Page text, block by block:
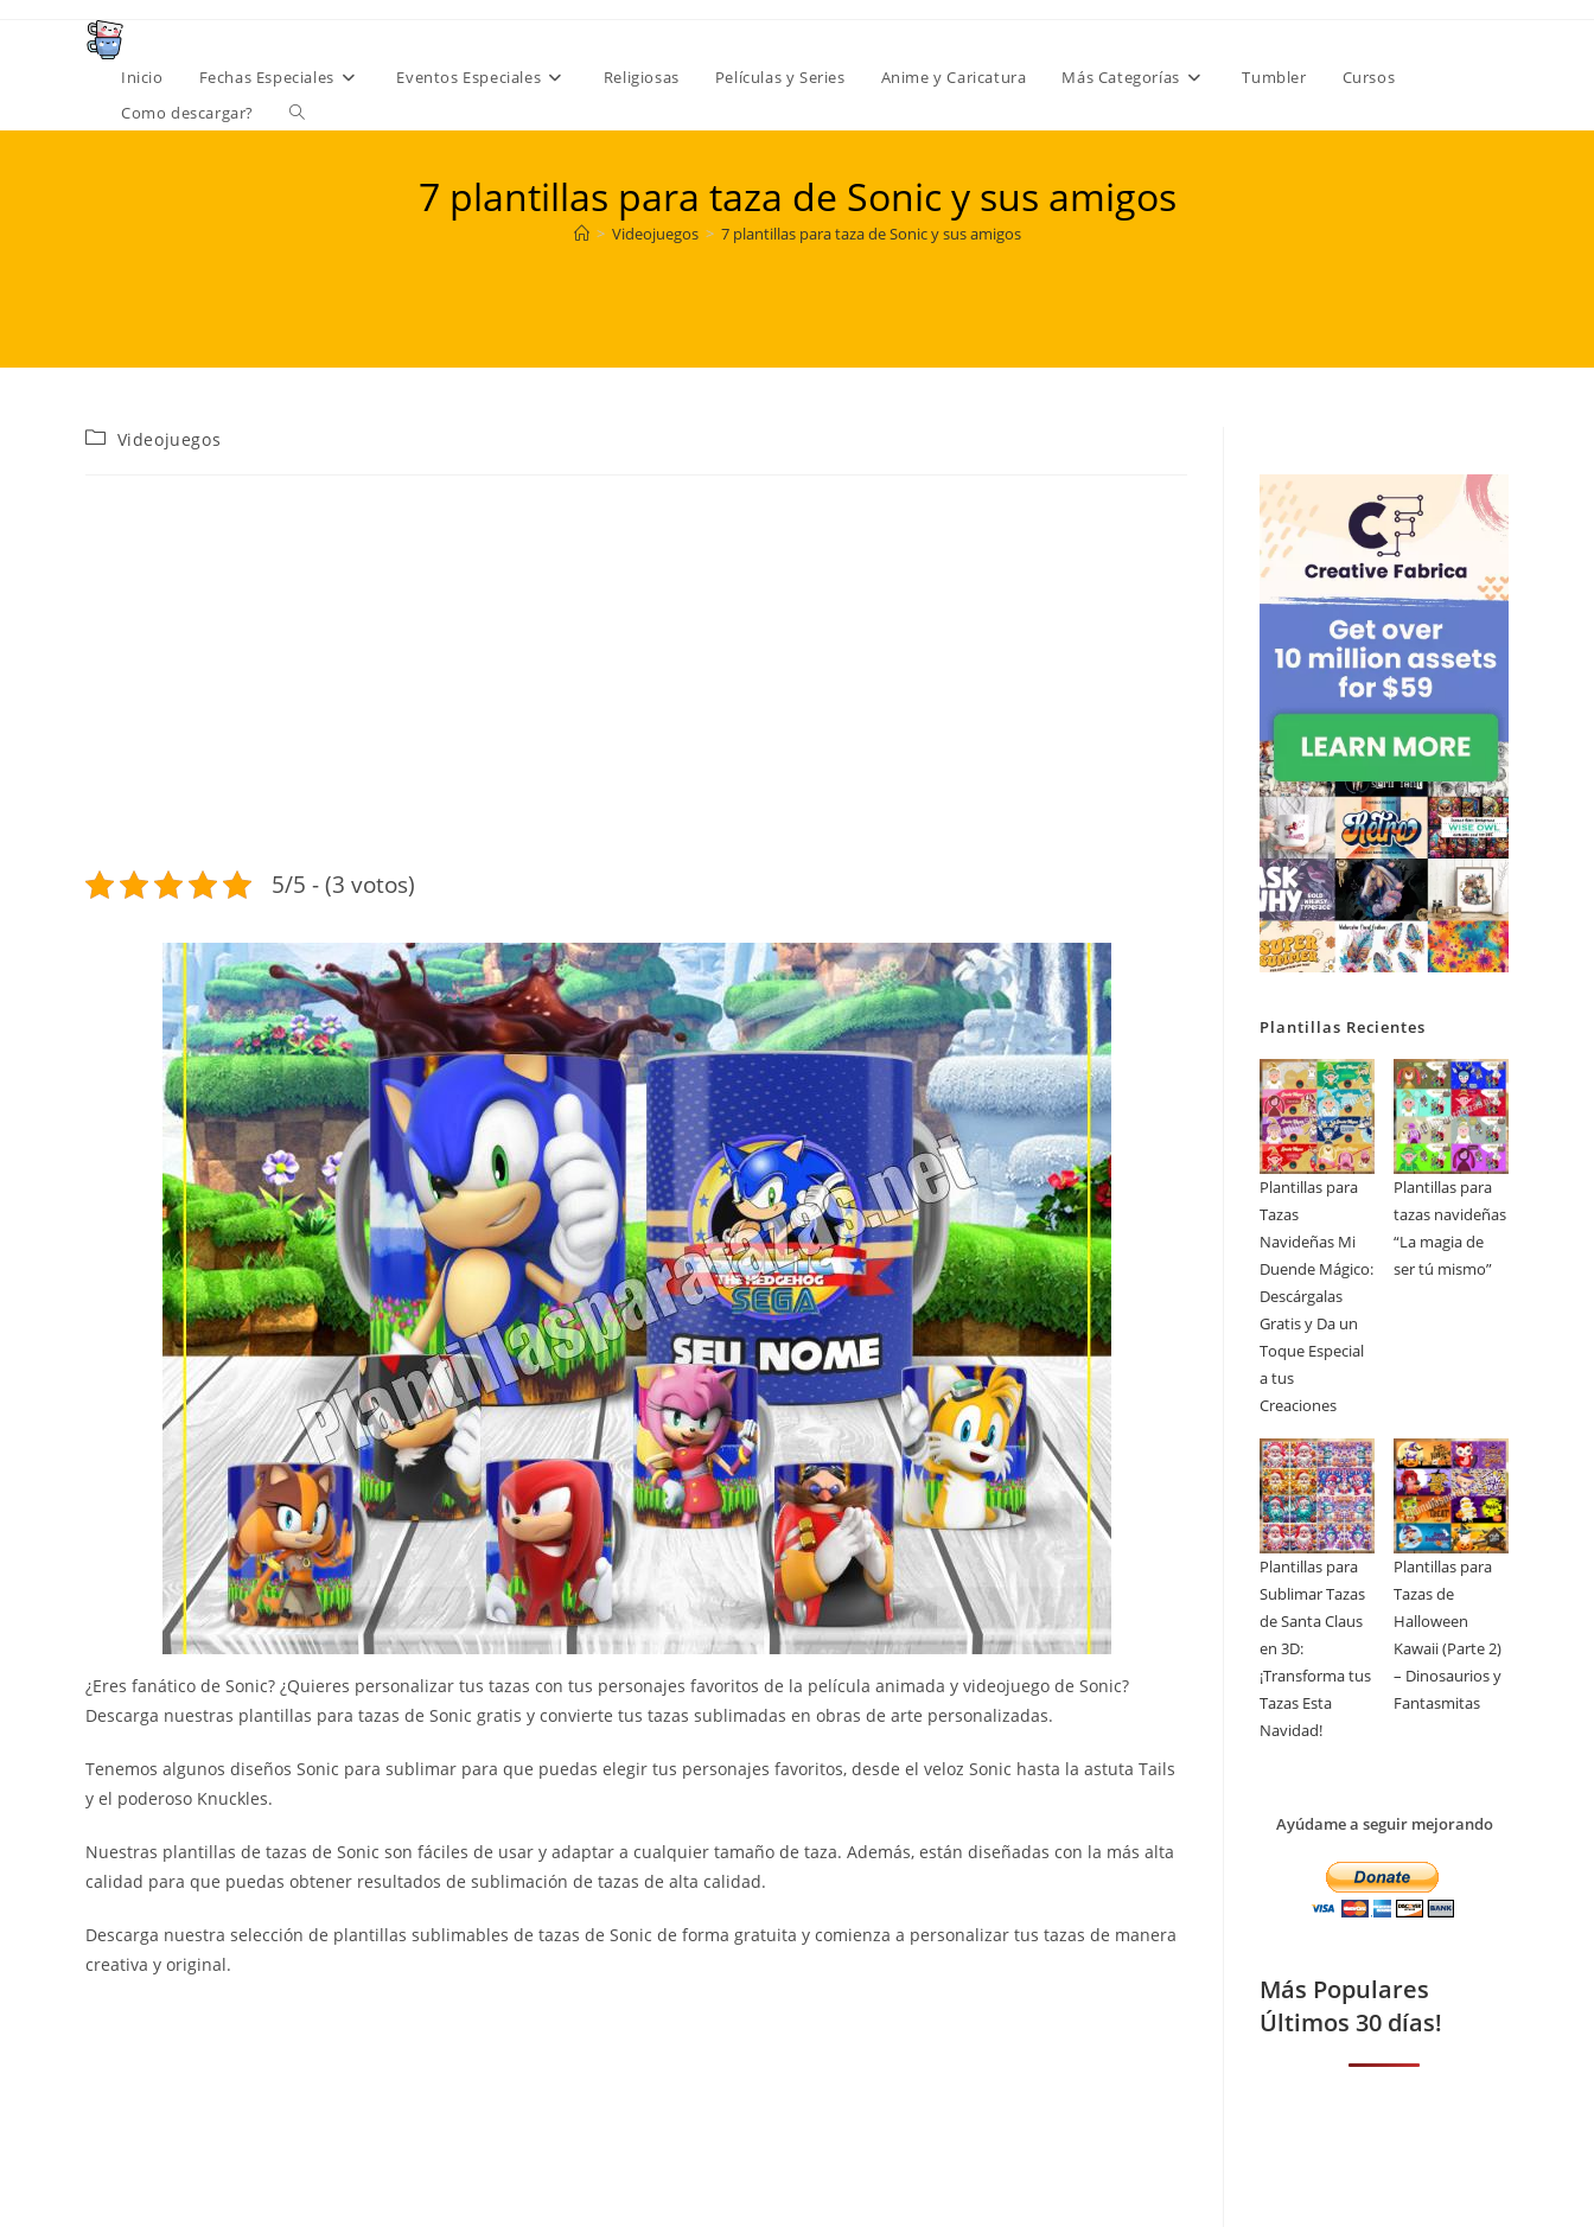
Inicio Fechas Especiales Eventos Especiales Religiosas Películas y Series Anime y Caricatura Más Categorías Tumbler
Cursos
Como descargar?
Alternar
7 plantillas para taza de Sonic y sus amigos
> Videojuegos > 7 plantillas para taza de Sonic y sus amigos
Categoría
Videojuegos
5/5 - (3 votos)
¿Eres fanático de Sonic? ¿Quieres personalizar tus tazas con tus personajes favoritos de la película animada y videojuego de Sonic?
Descarga nuestras plantillas para tazas de Sonic gratis y convierte tus tazas sublimadas en obras de arte personalizadas.
Tenemos algunos diseños Sonic para sublimar para que puedas elegir tus personajes favoritos, desde el veloz Sonic hasta la astuta Tails
y el poderoso Knuckles.
Nuestras plantillas de tazas de Sonic son fáciles de usar y adaptar a cualquier tamaño de taza. Además, están diseñadas con la más alta
calidad para que puedas obtener resultados de sublimación de tazas de alta calidad.
Descarga nuestra selección de plantillas sublimables de tazas de Sonic de forma gratuita y comienza a personalizar tus tazas de manera
creativa y original.
Plantillas Recientes
Plantillas para
Tazas
Navideñas Mi
Duende Mágico:
Descárgalas
Gratis y Da un
Toque Especial
a tus
Creaciones
Plantillas para
tazas navideñas
“La magia de
ser tú mismo”
Plantillas para
Sublimar Tazas
de Santa Claus
en 3D:
¡Transforma tus
Tazas Esta
Navidad!
Plantillas para
Tazas de
Halloween
Kawaii (Parte 2)
– Dinosaurios y
Fantasmitas
Ayúdame a seguir mejorando
Más Populares
Últimos 30 días!